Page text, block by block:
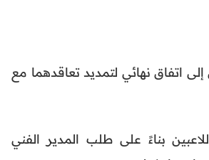
اتفاق نهائي لتمديد تعاقدهما مع
بناءً على طلب المدير الفني